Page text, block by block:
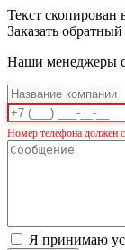
Текст скопирован
Заказать
Наши менеджеры
Номер телефона должен
Я принимаю